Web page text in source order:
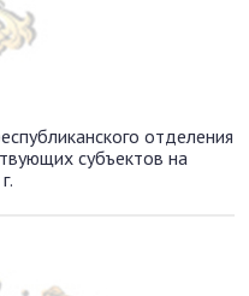
отделения
субъектов на